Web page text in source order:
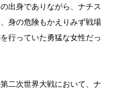
出身でありながら、ナチス
身の危険もかえりみず戦場
行っていた勇猛な女性だっ
二次世界大戦において、ナ